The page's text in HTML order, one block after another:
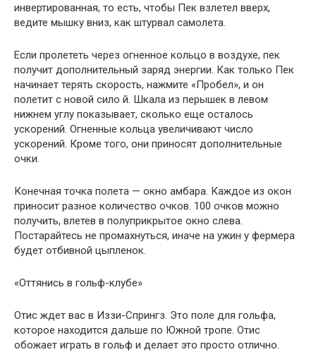
инвертированная, то есть, чтобы Пек взлетел вверх,
ведите мышку вниз, как штурвал самолета.
Если пролететь через огненное кольцо в воздухе, пек
получит дополнительный заряд энергии. Как только Пек
начинает терять скорость, нажмите «Пробел», и он
полетит с новой сило й. Шкала из перышек в левом
нижнем углу показывает, сколько еще осталось
ускорений. Огненные кольца увеличивают число
ускорений. Кроме того, они приносят дополнительные
очки.
Конечная точка полета — окно амбара. Каждое из окон
приносит разное количество очков. 100 очков можно
получить, влетев в полуприкрытое окно слева.
Постарайтесь не промахнуться, иначе на ужин у фермера
будет отбивной цыпленок.
«Оттянись в гольф-клубе»
Отис ждет вас в Иззи-Спрингз. Это поле для гольфа,
которое находится дальше по Южной тропе. Отис
обожает играть в гольф и делает это просто отлично.